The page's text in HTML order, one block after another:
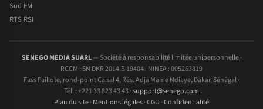
Sud FM
RTS RSI
SENEGO MEDIA SUARL— Société à responsabilité limitée unipersonnelle ·
RCCM : SN DKR 2014.B 19404 · NINEA : 005263819
Fass Paillote, rond-point Canal 4, Rés. Adja Mame Ndiaye, Dakar, Sénégal ·
Tél. : +221 33 823 43 43 ·support@senego.com
Plan du site· Mentions légales·CGU ·Confidentialité